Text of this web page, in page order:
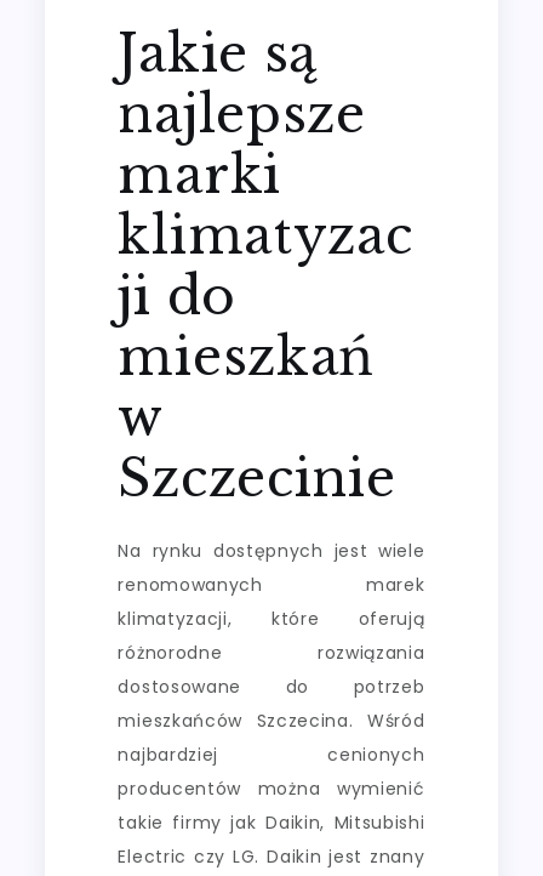
Jakie są
najlepsze
marki
klimatyzac
ji do
mieszkań
w
Szczecinie
Na rynku dostępnych jest wiele
renomowanych marek
klimatyzacji, które oferują
różnorodne rozwiązania
dostosowane do potrzeb
mieszkańców Szczecina. Wśród
najbardziej cenionych
producentów można wymienić
takie firmy jak Daikin, Mitsubishi
Electric czy LG. Daikin jest znany